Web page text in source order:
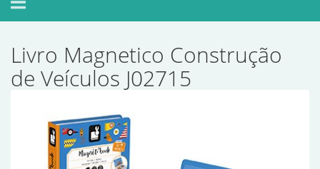
navigation
Livro Magnetico Construção
de Veículos J02715